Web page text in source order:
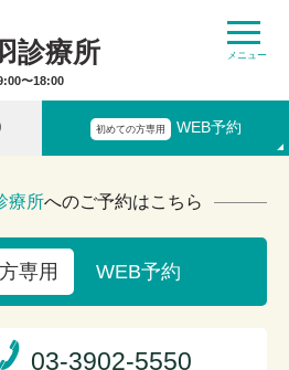
診療所
〜18:00
初めての方専用 WEB予約
療所へのご予約はこちら
専用 WEB予約
03-3902-5550